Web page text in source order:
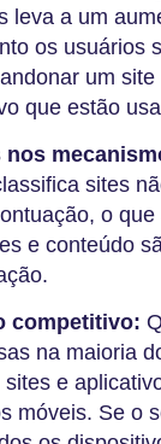
leva a um
os usuários
um
que estão
sites
o
e conteúdo
competitivo:
na maioria
e
móveis. Se o